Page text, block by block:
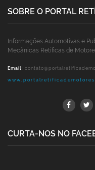
SOBRE O PORTAL
Informações Automotivas e
Mecânicas Retíficas de
Email:
CURTA-NOS NO